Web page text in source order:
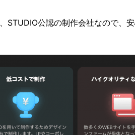
STUDIO公認の制作会社なので、